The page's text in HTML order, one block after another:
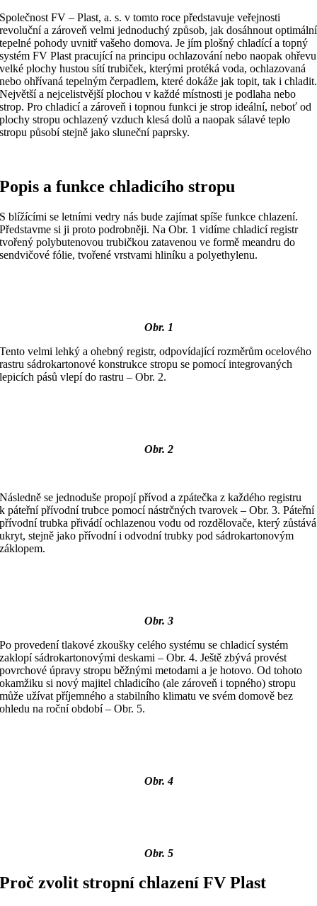
Společnost FV – Plast, a. s. v tomto roce představuje veřejnosti
revoluční a zároveň velmi jednoduchý způsob, jak dosáhnout optimální
tepelné pohody uvnitř vašeho domova. Je jím plošný chladící a topný
systém FV Plast pracující na principu ochlazování nebo naopak ohřevu
velké plochy hustou sítí trubiček, kterými protéká voda, ochlazovaná
nebo ohřívaná tepelným čerpadlem, které dokáže jak topit, tak i chladit.
Největší a nejcelistvější plochou v každé místnosti je podlaha nebo
strop. Pro chladicí a zároveň i topnou funkci je strop ideální, neboť od
plochy stropu ochlazený vzduch klesá dolů a naopak sálavé teplo
stropu působí stejně jako sluneční paprsky.
Popis a funkce chladicího stropu
S blížícími se letními vedry nás bude zajímat spíše funkce chlazení.
Představme si ji proto podrobněji. Na Obr. 1 vidíme chladicí registr
tvořený polybutenovou trubičkou zatavenou ve formě meandru do
sendvičové fólie, tvořené vrstvami hliníku a polyethylenu.
Obr. 1
Tento velmi lehký a ohebný registr, odpovídající rozměrům ocelového
rastru sádrokartonové konstrukce stropu se pomocí integrovaných
lepicích pásů vlepí do rastru – Obr. 2.
Obr. 2
Následně se jednoduše propojí přívod a zpátečka z každého registru
k páteřní přívodní trubce pomocí nástrčných tvarovek – Obr. 3. Páteřní
přívodní trubka přivádí ochlazenou vodu od rozdělovače, který zůstává
ukryt, stejně jako přívodní i odvodní trubky pod sádrokartonovým
záklopem.
Obr. 3
Po provedení tlakové zkoušky celého systému se chladicí systém
zaklopí sádrokartonovými deskami – Obr. 4. Ještě zbývá provést
povrchové úpravy stropu běžnými metodami a je hotovo. Od tohoto
okamžiku si nový majitel chladicího (ale zároveň i topného) stropu
může užívat příjemného a stabilního klimatu ve svém domově bez
ohledu na roční období – Obr. 5.
Obr. 4
Obr. 5
Proč zvolit stropní chlazení FV Plast